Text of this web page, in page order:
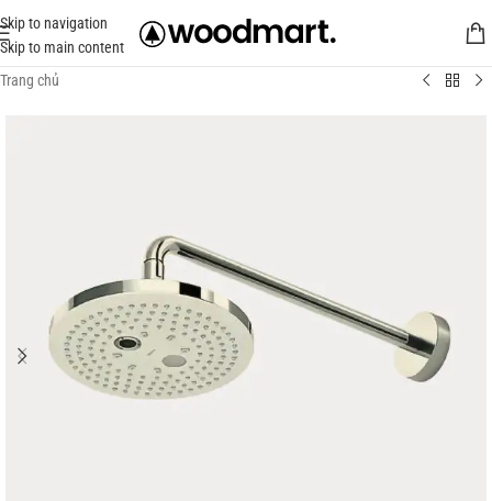
Skip to navigation
Skip to main content
Trang chủ